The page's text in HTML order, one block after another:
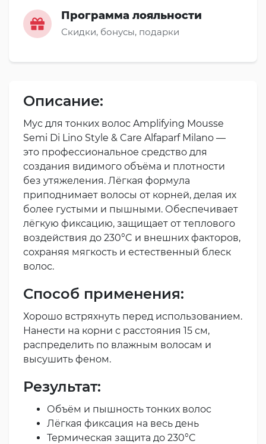
Программа лояльности
Скидки, бонусы, подарки
Описание:
Мус для тонких волос Amplifying Mousse
Semi Di Lino Style & Care Alfaparf Milano —
это профессиональное средство для
создания видимого объёма и плотности
без утяжеления. Лёгкая формула
приподнимает волосы от корней, делая их
более густыми и пышными. Обеспечивает
лёгкую фиксацию, защищает от теплового
воздействия до 230°C и внешних факторов,
сохраняя мягкость и естественный блеск
волос.
Способ применения:
Хорошо встряхнуть перед использованием.
Нанести на корни с расстояния 15 см,
распределить по влажным волосам и
высушить феном.
Результат:
Объём и пышность тонких волос
Лёгкая фиксация на весь день
Термическая защита до 230°C